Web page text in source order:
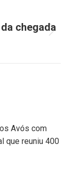
chegada
Avós com
que reuniu 400